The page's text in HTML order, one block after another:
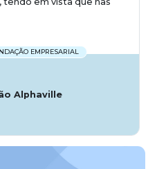
EMPRESARIAL
Alphaville